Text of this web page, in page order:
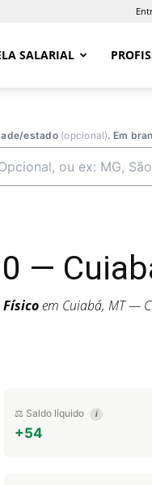
SALARIAL
estado (opcional). Em
—
em Cuiabá, MT —
⚖️ Saldo líquido i
+54